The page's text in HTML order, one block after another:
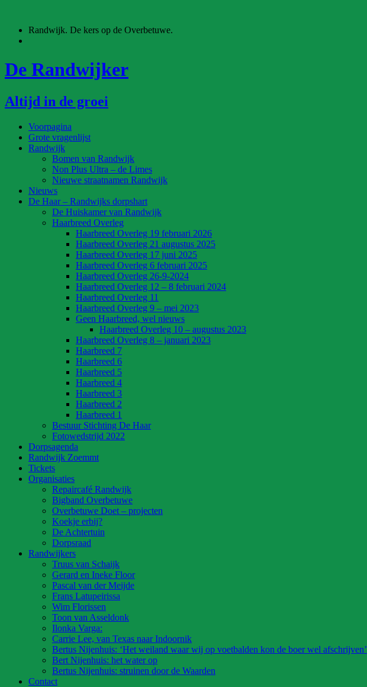
inhoud
Randwijk. De kers op de Overbetuwe.
De Randwijker
Altijd in de groei
Voorpagina
Grote vragenlijst
Randwijk
Bomen van Randwijk
Non Plus Ultra – de Limes
Nieuwe straatnamen Randwijk
Nieuws
De Haar – Randwijks dorpshart
De Huiskamer van Randwijk
Haarbreed Overleg
Haarbreed Overleg 19 februari 2026
Haarbreed Overleg 21 augustus 2025
Haarbreed Overleg 17 juni 2025
Haarbreed Overleg 6 februari 2025
Haarbreed Overleg 26-9-2024
Haarbreed Overleg 12 – 8 februari 2024
Haarbreed Overleg 11
Haarbreed Overleg 9 – mei 2023
Geen Haarbreed, wel nieuws
Haarbreed Overleg 10 – augustus 2023
Haarbreed Overleg 8 – januari 2023
Haarbreed 7
Haarbreed 6
Haarbreed 5
Haarbreed 4
Haarbreed 3
Haarbreed 2
Haarbreed 1
Bestuur Stichting De Haar
Fotowedstrijd 2022
Dorpsagenda
Randwijk Zoemmt
Tickets
Organisaties
Repaircafé Randwijk
Bigband Overbetuwe
Overbetuwe Doet – projecten
Koekje erbij?
De Achtertuin
Dorpsraad
Randwijkers
Truus van Schaijk
Gerard en Ineke Floor
Pascal van der Meijde
Frans Latupeirissa
Wim Florissen
Toon van Asseldonk
Ilonka Varga:
Carrie Lee, van Texas naar Indoornik
Bertus Nijenhuis: ‘Het weiland waar wij op voetbalden kon de boer wel afschrijven’
Bert Nijenhuis: het water op
Bertus Nijenhuis: struinen door de Waarden
Contact